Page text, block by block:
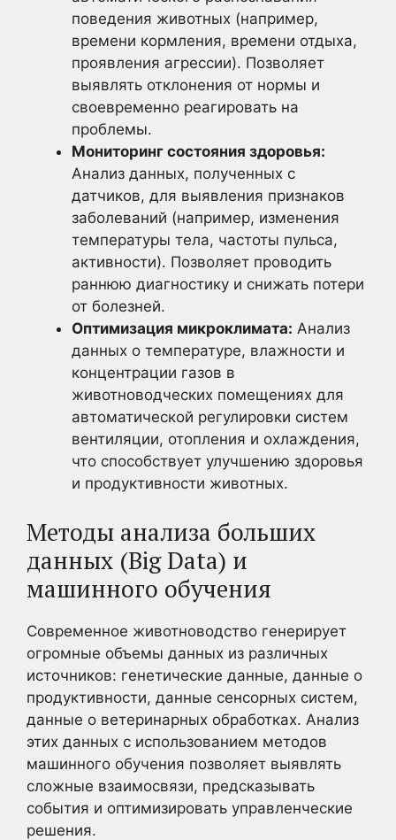
поведения животных (например,
времени кормления, времени отдыха,
проявления агрессии). Позволяет
выявлять отклонения от нормы и
своевременно реагировать на
проблемы.
Мониторинг состояния здоровья:
Анализ данных, полученных с
датчиков, для выявления признаков
заболеваний (например, изменения
температуры тела, частоты пульса,
активности). Позволяет проводить
раннюю диагностику и снижать потери
от болезней.
Оптимизация микроклимата: Анализ
данных о температуре, влажности и
концентрации газов в
животноводческих помещениях для
автоматической регулировки систем
вентиляции, отопления и охлаждения,
что способствует улучшению здоровья
и продуктивности животных.
Методы анализа больших
данных (Big Data) и
машинного обучения
Современное животноводство генерирует
огромные объемы данных из различных
источников: генетические данные, данные о
продуктивности, данные сенсорных систем,
данные о ветеринарных обработках. Анализ
этих данных с использованием методов
машинного обучения позволяет выявлять
сложные взаимосвязи, предсказывать
события и оптимизировать управленческие
решения.